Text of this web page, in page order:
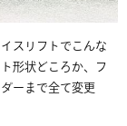
スリフトでこんな
形状どころか、フ
ーまで全て変更